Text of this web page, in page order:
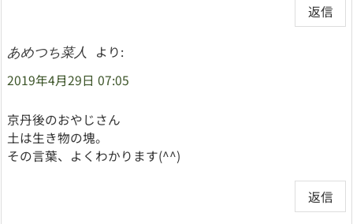
返信
あめつち菜人
より:
2019年4月29日 07:05
京丹後のおやじさん
土は生き物の塊。
その言葉、よくわかります(^^)
返信